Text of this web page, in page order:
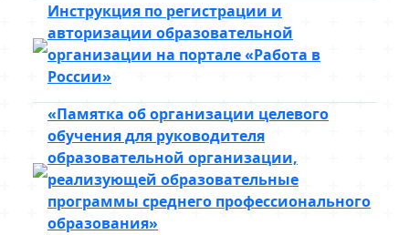
Инструкция по регистрации и
авторизации образовательной
организации на портале «Работа в
России»
«Памятка об организации целевого
обучения для руководителя
образовательной организации,
реализующей образовательные
программы среднего профессионального
образования»